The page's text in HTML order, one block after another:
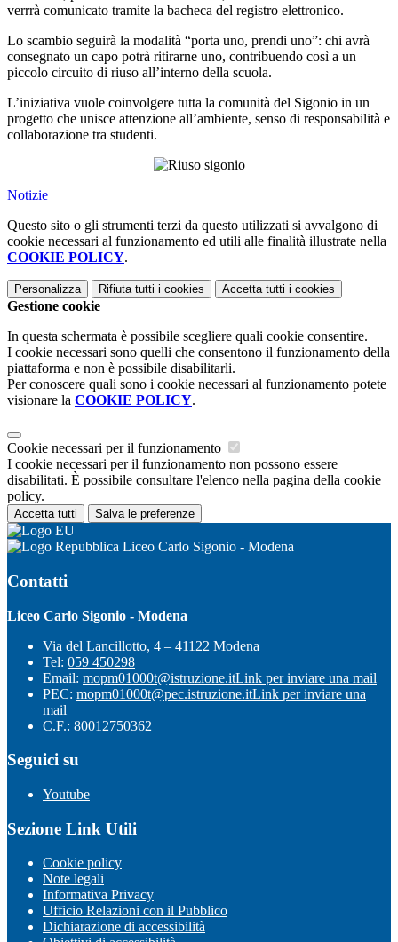
verrrà comunicato tramite la bacheca del registro elettronico.
Lo scambio seguirà la modalità “porta uno, prendi uno”: chi avrà
consegnato un capo potrà ritirarne uno, contribuendo così a un
piccolo circuito di riuso all’interno della scuola.
L’iniziativa vuole coinvolgere tutta la comunità del Sigonio in un
progetto che unisce attenzione all’ambiente, senso di responsabilità e
collaborazione tra studenti.
Notizie
Questo sito o gli strumenti terzi da questo utilizzati si avvalgono di
cookie necessari al funzionamento ed utili alle finalità illustrate nella
COOKIE POLICY.
Personalizza Rifiuta tutti i cookies Accetta tutti i cookies
Gestione cookie
In questa schermata è possibile scegliere quali cookie consentire.
I cookie necessari sono quelli che consentono il funzionamento della
piattaforma e non è possibile disabilitarli.
Per conoscere quali sono i cookie necessari al funzionamento potete
visionare la COOKIE POLICY.
Cookie necessari per il funzionamento
I cookie necessari per il funzionamento non possono essere
disabilitati. È possibile consultare l'elenco nella pagina della cookie
policy.
Accetta tutti Salva le preferenze
Liceo Carlo Sigonio - Modena
Contatti
Liceo Carlo Sigonio - Modena
Via del Lancillotto, 4 – 41122 Modena
Tel: 059 450298
Email: mopm01000t@istruzione.itLink per inviare una mail
PEC: mopm01000t@pec.istruzione.itLink per inviare una
mail
C.F.: 80012750362
Seguici su
Youtube
Sezione Link Utili
Cookie policy
Note legali
Informativa Privacy
Ufficio Relazioni con il Pubblico
Dichiarazione di accessibilità